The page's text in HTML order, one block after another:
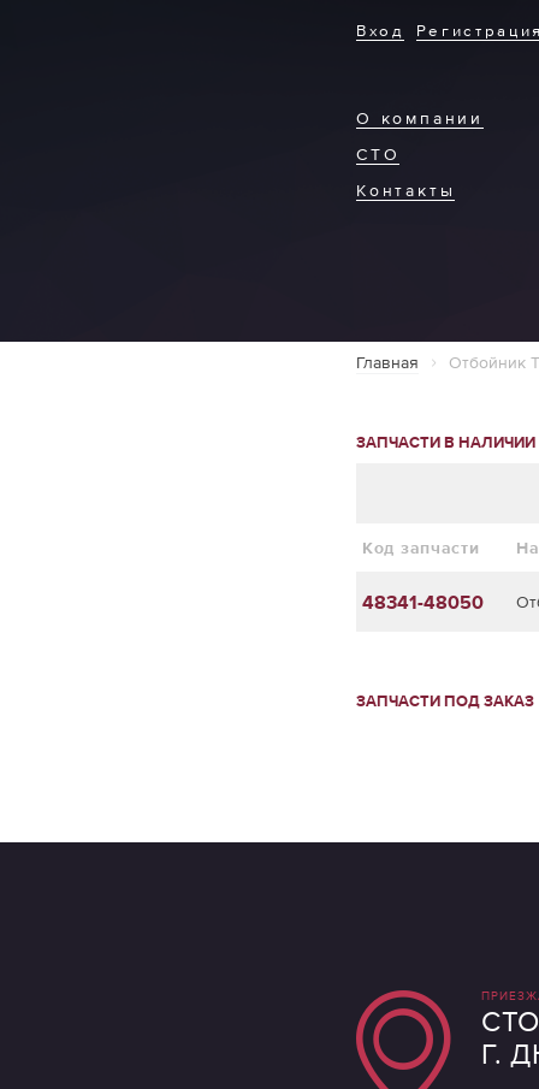
О компании
СТО
Контакты
Вход
Главная Отбойник
ЗАПЧАСТИ В НАЛИЧИИ
Код запчасти
48341-48050
ЗАПЧАСТИ ПОД ЗАКАЗ
СТО
Г.